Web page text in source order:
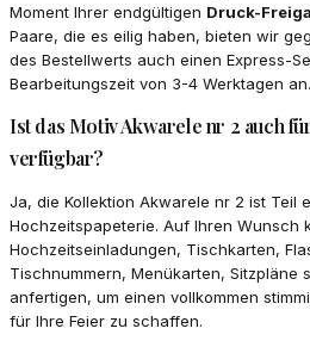
Moment Ihrer endgültigen Druck-
Paare, die es eilig haben, bieten wir
des Bestellwerts auch einen Express-
Bearbeitungszeit von 3-4 Werktagen an.
Ist das Motiv Akwarele nr 2 auch
verfügbar?
Ja, die Kollektion Akwarele nr 2 ist Teil
Hochzeitspapeterie. Auf Ihren Wunsch
Hochzeitseinladungen, Tischkarten,
Tischnummern, Menükarten, Sitzpläne
anfertigen, um einen vollkommen
für Ihre Feier zu schaffen.